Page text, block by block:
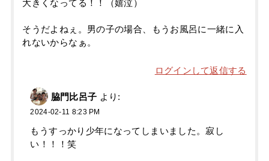
大きくなってる！！（嬉泣）
そうだよねぇ。男の子の場合、もうお風呂に一緒に入
れないからなぁ。
ログインして返信する
脇門比呂子 より:
2024-02-11 8:23 PM
もうすっかり少年になってしまいました。寂し
い！！！笑